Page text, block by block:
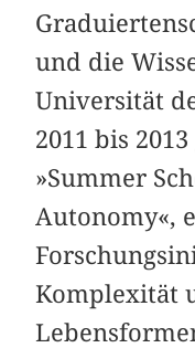
und die
Universität
2011 bis
»Summer
Autonomy«,
Komplexität